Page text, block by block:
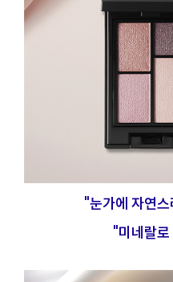
"눈가에 자연
"미네랄